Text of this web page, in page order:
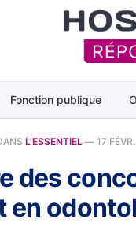
Fonction publique
L'ESSENTIEL — 17
des
en